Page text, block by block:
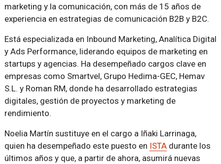
marketing y la comunicación, con más de 15 años de
experiencia en estrategias de comunicación B2B y B2C.
Está especializada en Inbound Marketing, Analítica Digital
y Ads Performance, liderando equipos de marketing en
startups y agencias. Ha desempeñado cargos clave en
empresas como Smartvel, Grupo Hedima-GEC, Hemav
S.L. y Roman RM, donde ha desarrollado estrategias
digitales, gestión de proyectos y marketing de
rendimiento.
Noelia Martín sustituye en el cargo a Iñaki Larrinaga,
quien ha desempeñado este puesto en ISTAdurante los
últimos años y que, a partir de ahora, asumirá nuevas